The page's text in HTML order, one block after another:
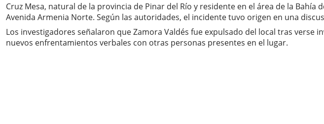
Cruz Mesa, natural de la provincia de Pinar del Río y residente en el área de la
Avenida Armenia Norte. Según las autoridades, el incidente tuvo origen en una
Los investigadores señalaron que Zamora Valdés fue expulsado del local tras
nuevos enfrentamientos verbales con otras personas presentes en el lugar.